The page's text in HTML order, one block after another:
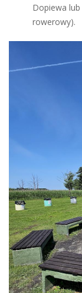
Dopiewa
rowerowy).